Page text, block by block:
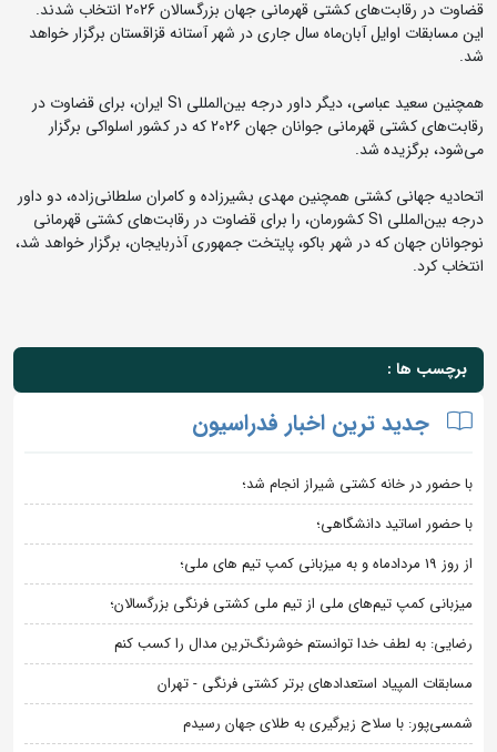
قضاوت در رقابت‌های کشتی قهرمانی جهان بزرگسالان 2026 انتخاب شدند.
این مسابقات اوایل آبان‌ماه سال جاری در شهر آستانه قزاقستان برگزار خواهد
شد.
همچنین سعید عباسی، دیگر داور درجه بین‌المللی S1 ایران، برای قضاوت در
رقابت‌های کشتی قهرمانی جوانان جهان 2026 که در کشور اسلواکی برگزار
می‌شود، برگزیده شد.
اتحادیه جهانی کشتی همچنین مهدی بشیرزاده و کامران سلطانی‌زاده، دو داور
درجه بین‌المللی S1 کشورمان، را برای قضاوت در رقابت‌های کشتی قهرمانی
نوجوانان جهان که در شهر باکو، پایتخت جمهوری آذربایجان، برگزار خواهد شد،
انتخاب کرد.
برچسب ها :
جدید ترین اخبار فدراسیون
با حضور در خانه کشتی شیراز انجام شد؛
با حضور اساتید دانشگاهی؛
از روز 19 مردادماه و به میزبانی کمپ تیم های ملی؛
میزبانی کمپ تیم‌های ملی از تیم ملی کشتی فرنگی بزرگسالان؛
رضایی: به لطف خدا توانستم خوشرنگ‌ترین مدال را کسب کنم
مسابقات المپیاد استعدادهای برتر کشتی فرنگی - تهران
شمسی‌پور: با سلاح زیرگیری به طلای جهان رسیدم